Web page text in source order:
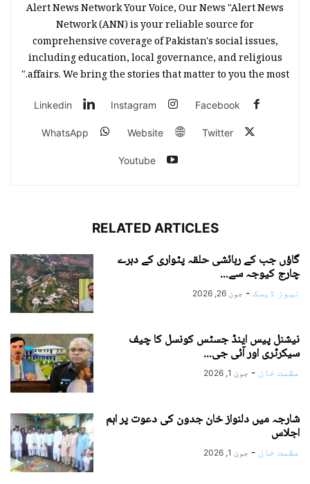
Alert News Network Your Voice, Our News "Alert News
Network (ANN) is your reliable source for
comprehensive coverage of Pakistan's social issues,
including education, local governance, and religious
affairs. We bring the stories that matter to you the most."
Facebook
Instagram
Linkedin
Twitter
Website
WhatsApp
Youtube
RELATED ARTICLES
گاؤں جب کے رہائشی حلقہ پٹواری کے دہرے
چارج کیوجہ سے...
نیوز ڈیسک - جون 26, 2026
نیشنل پیس اینڈ جسٹس کونسل کا چیف
سیکرٹری اور آئی جی...
عظمت خان - جون 1, 2026
شارجہ میں دلنواز خان جدون کی دعوت پر اہم
اجلاس
عظمت خان - جون 1, 2026